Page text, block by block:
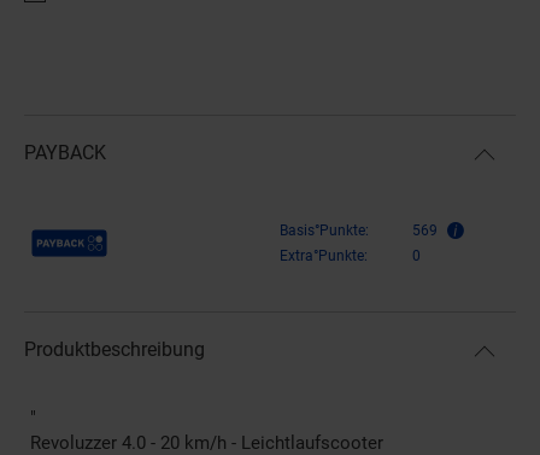
PAYBACK
Payback Punkte Basis°Punkte:
569
Extra°Punkte:
0
Produktbeschreibung
"
Revoluzzer 4.0 - 20 km/h - Leichtlaufscooter